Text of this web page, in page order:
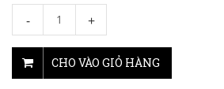
- +
CHO VÀO GIỎ HÀNG